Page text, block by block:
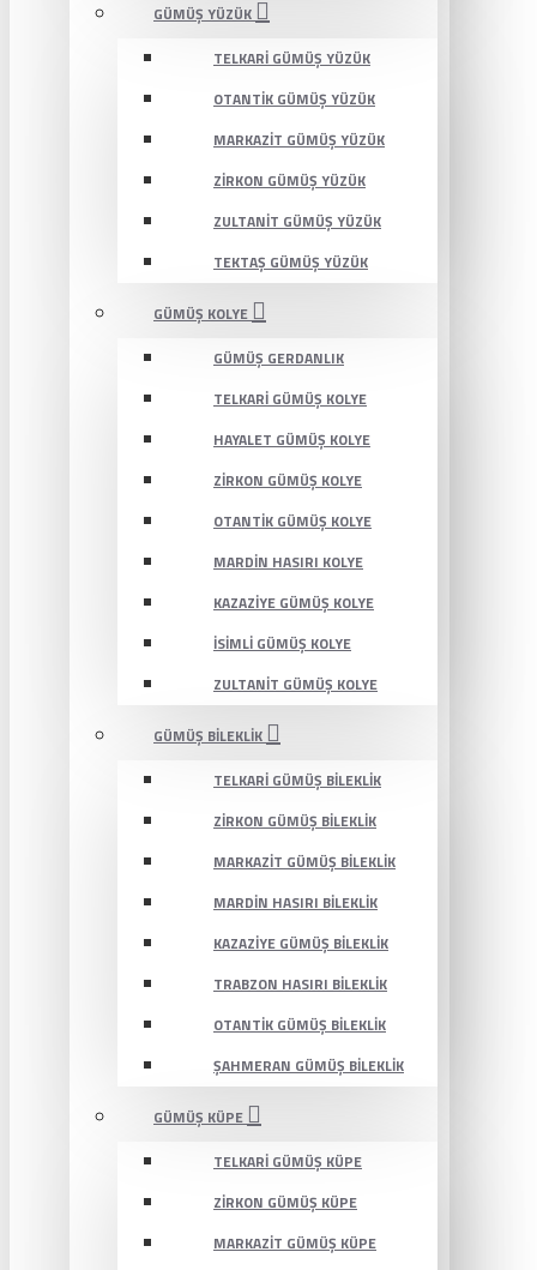
GÜMÜŞ YÜZÜK
TELKARI GÜMÜŞ YÜZÜK
OTANTIK GÜMÜŞ YÜZÜK
MARKAZIT GÜMÜŞ YÜZÜK
ZIRKON GÜMÜŞ YÜZÜK
ZULTANIT GÜMÜŞ YÜZÜK
TEKTAŞ GÜMÜŞ YÜZÜK
GÜMÜŞ KOLYE
GÜMÜŞ GERDANLIK
TELKARI GÜMÜŞ KOLYE
HAYALET GÜMÜŞ KOLYE
ZIRKON GÜMÜŞ KOLYE
OTANTIK GÜMÜŞ KOLYE
MARDIN HASIRI KOLYE
KAZAZIYE GÜMÜŞ KOLYE
İSIMLI GÜMÜŞ KOLYE
ZULTANIT GÜMÜŞ KOLYE
GÜMÜŞ BILEKLIK
TELKARI GÜMÜŞ BILEKLIK
ZIRKON GÜMÜŞ BILEKLIK
MARKAZIT GÜMÜŞ BILEKLIK
MARDIN HASIRI BILEKLIK
KAZAZIYE GÜMÜŞ BILEKLIK
TRABZON HASIRI BILEKLIK
OTANTIK GÜMÜŞ BILEKLIK
ŞAHMERAN GÜMÜŞ BILEKLIK
GÜMÜŞ KÜPE
TELKARI GÜMÜŞ KÜPE
ZIRKON GÜMÜŞ KÜPE
MARKAZIT GÜMÜŞ KÜPE